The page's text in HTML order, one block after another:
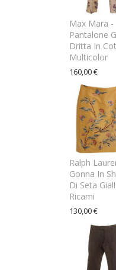
Max Mara -
Pantalone
Dritta In
Multicolor
160,00 €
Ralph
Gonna In
Di Seta
Ricami
130,00 €